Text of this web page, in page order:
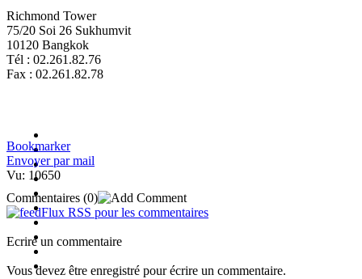
Richmond Tower
75/20 Soi 26 Sukhumvit
10120 Bangkok
Tél : 02.261.82.76
Fax : 02.261.82.78
Bookmarker
Envoyer par mail
Vu: 10650
Commentaires (0)
Flux RSS pour les commentaires
Ecrire un commentaire
Vous devez être enregistré pour écrire un commentaire.